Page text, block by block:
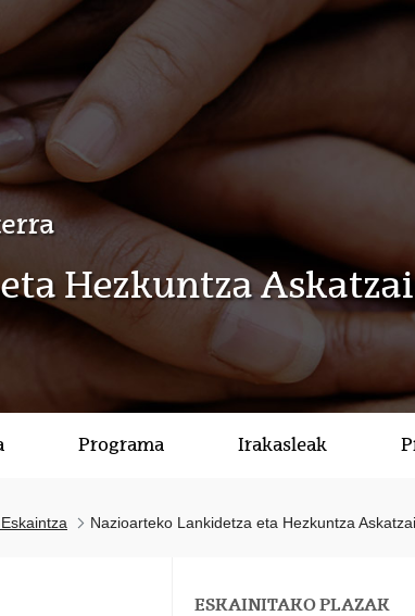
Hezkuntza
Programa Irakasleak
Nazioarteko Lankidetza eta Hezkuntza
ESKAINITAKO PLAZAK